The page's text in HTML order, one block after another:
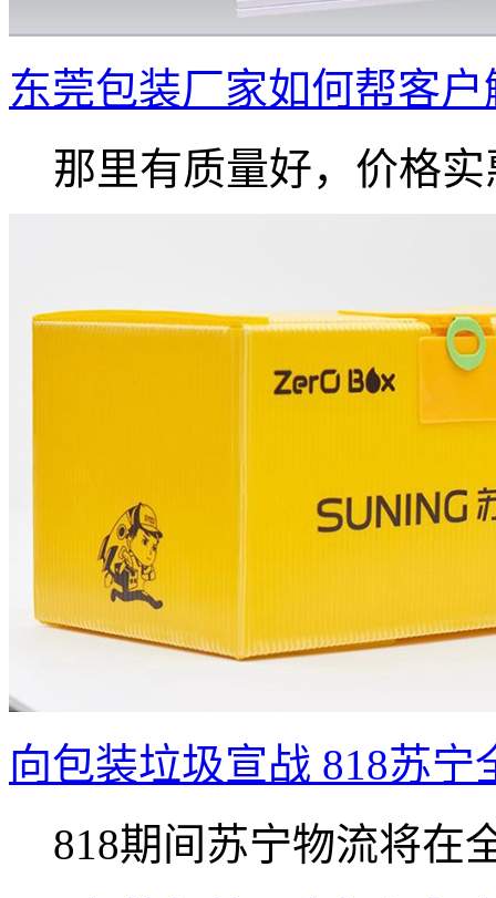
东莞包装厂家如何帮客
那里有质量好，价格实
向包装垃圾宣战 818苏
818期间苏宁物流将在